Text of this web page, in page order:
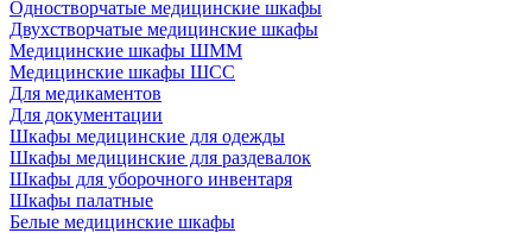
Одностворчатые медицинские шкафы
Двухстворчатые медицинские шкафы
Медицинские шкафы ШММ
Медицинские шкафы ШСС
Для медикаментов
Для документации
Шкафы медицинские для одежды
Шкафы медицинские для раздевалок
Шкафы для уборочного инвентаря
Шкафы палатные
Белые медицинские шкафы